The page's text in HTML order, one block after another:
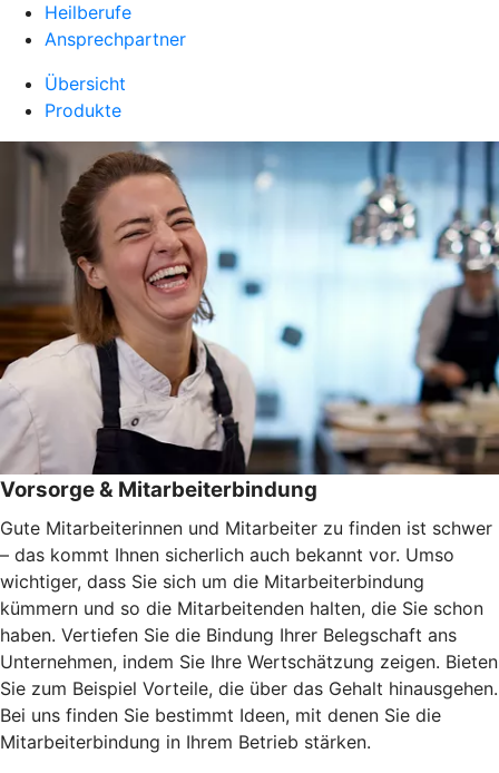
Heilberufe
Ansprechpartner
Übersicht
Produkte
Vorsorge & Mitarbeiterbindung
Gute Mitarbeiterinnen und Mitarbeiter zu finden ist schwer
– das kommt Ihnen sicherlich auch bekannt vor. Umso
wichtiger, dass Sie sich um die Mitarbeiterbindung
kümmern und so die Mitarbeitenden halten, die Sie schon
haben. Vertiefen Sie die Bindung Ihrer Belegschaft ans
Unternehmen, indem Sie Ihre Wertschätzung zeigen. Bieten
Sie zum Beispiel Vorteile, die über das Gehalt hinausgehen.
Bei uns finden Sie bestimmt Ideen, mit denen Sie die
Mitarbeiterbindung in Ihrem Betrieb stärken.